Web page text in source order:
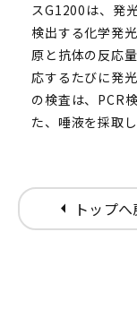
スG1200は、発
検出する化学発
原と抗体の反応
応するたびに発
の検査は、PCR
た、唾液を採取
arrow_left トップ